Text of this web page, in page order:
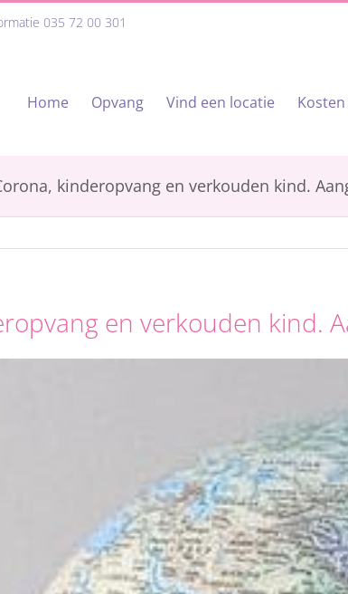
035 72 00 301
Home Opvang Vind een locatie
kinderopvang en verkouden kind.
en verkouden kind.